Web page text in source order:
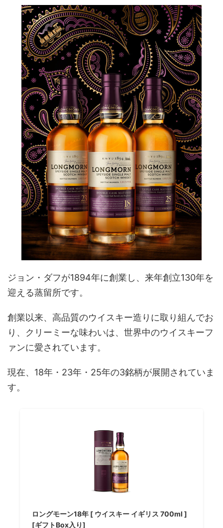
ジョン・ダフが1894年に創業し、来年創立130年を
迎える蒸留所です。
創業以来、高品質のウイスキー造りに取り組んでお
り、クリーミーな味わいは、世界中のウイスキーフ
ァンに愛されています。
現在、18年・23年・25年の3銘柄が展開されていま
す。
ロングモーン18年 [ ウイスキー イギリス 700ml ]
[ギフトBox入り]